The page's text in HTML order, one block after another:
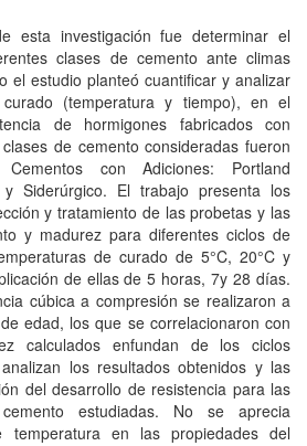
esta investigación fue determinar el
clases de cemento ante climas
el estudio planteó cuantificar y analizar
(temperatura y tiempo), en el
de hormigones fabricados con
de cemento consideradas fueron
con Adiciones: Portland
y Siderúrgico. El trabajo presenta los
y tratamiento de las probetas y las
y madurez para diferentes ciclos de
de curado de 5°C, 20°C y
de ellas de 5 horas, 7y 28 días.
cúbica a compresión se realizaron a
edad, los que se correlacionaron con
calculados enfundan de los ciclos
los resultados obtenidos y las
del desarrollo de resistencia para las
estudiadas. No se aprecia
temperatura en las propiedades del